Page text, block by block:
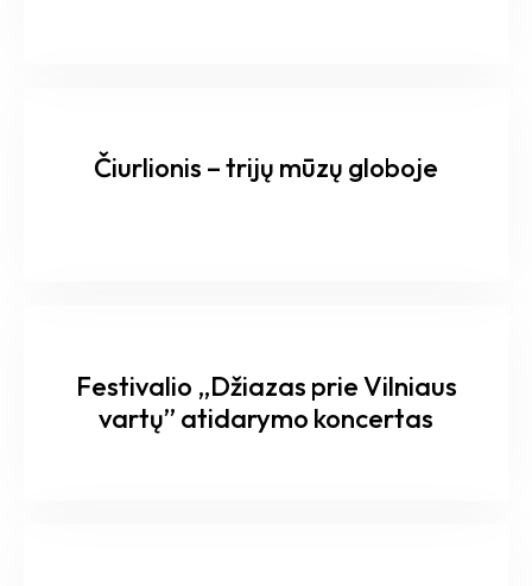
Čiurlionis – trijų mūzų globoje
Festivalio „Džiazas prie Vilniaus
vartų” atidarymo koncertas